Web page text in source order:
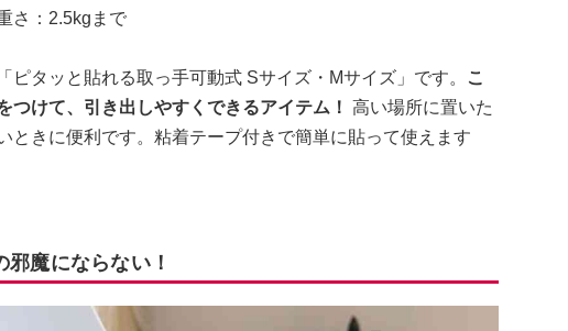
さ：2.5kgまで
タッと貼れる取っ手可動式 Sサイズ・Mサイズ」です。
こ
つけて、引き出しやすくできるアイテム！ 高い場所に置いた
ときに便利です。粘着テープ付きで簡単に貼って使えます
魔にならない！